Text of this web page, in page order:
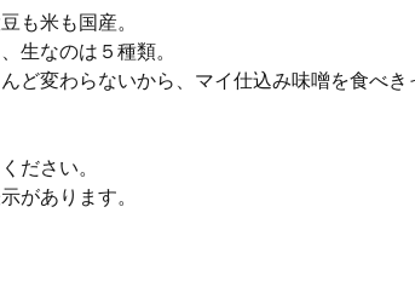
も米も国産。
生なのは５種類。
ど変わらないから、マイ仕込み味噌を食べき
ださい。
があります。